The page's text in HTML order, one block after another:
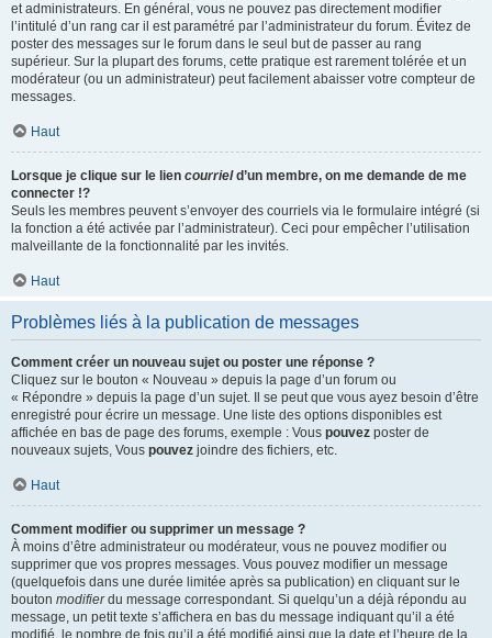
et administrateurs. En général, vous ne pouvez pas directement modifier
l’intitulé d’un rang car il est paramétré par l’administrateur du forum. Évitez de
poster des messages sur le forum dans le seul but de passer au rang
supérieur. Sur la plupart des forums, cette pratique est rarement tolérée et un
modérateur (ou un administrateur) peut facilement abaisser votre compteur de
messages.
Haut
Lorsque je clique sur le lien courrield’un membre, on me demande de me
connecter !?
Seuls les membres peuvent s’envoyer des courriels via le formulaire intégré (si
la fonction a été activée par l’administrateur). Ceci pour empêcher l’utilisation
malveillante de la fonctionnalité par les invités.
Haut
Problèmes liés à la publication de messages
Comment créer un nouveau sujet ou poster une réponse ?
Cliquez sur le bouton « Nouveau » depuis la page d’un forum ou
« Répondre » depuis la page d’un sujet. Il se peut que vous ayez besoin d’être
enregistré pour écrire un message. Une liste des options disponibles est
affichée en bas de page des forums, exemple : Vous pouvez poster de
nouveaux sujets, Vous pouvez joindre des fichiers, etc.
Haut
Comment modifier ou supprimer un message ?
À moins d’être administrateur ou modérateur, vous ne pouvez modifier ou
supprimer que vos propres messages. Vous pouvez modifier un message
(quelquefois dans une durée limitée après sa publication) en cliquant sur le
bouton modifierdu message correspondant. Si quelqu’un a déjà répondu au
message, un petit texte s’affichera en bas du message indiquant qu’il a été
modifié, le nombre de fois qu’il a été modifié ainsi que la date et l’heure de la